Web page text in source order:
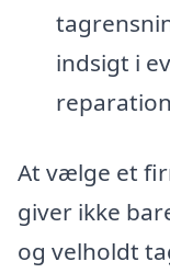
indsigt i
At vælge et
giver ikke
og velholdt